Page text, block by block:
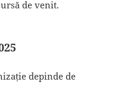
de venit.
depinde de